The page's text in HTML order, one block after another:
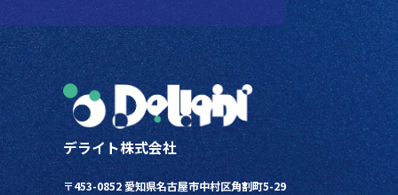
デライト株式会社
〒453-0852 愛知県名古屋市中村区角割町5-29